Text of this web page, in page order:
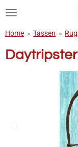
Ga
naar
hoofdinhoud
Home » Tassen »